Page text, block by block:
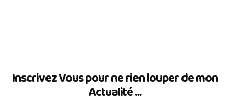
Inscrivez Vous pour ne rien louper de mon
Actualité ...